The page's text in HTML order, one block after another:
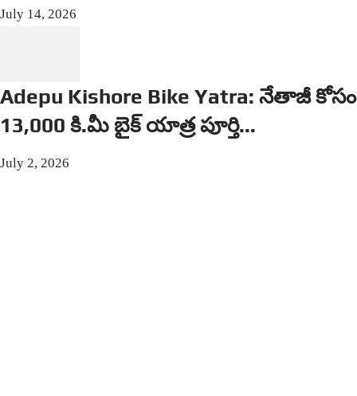
July 14, 2026
Adepu Kishore Bike Yatra: నేతాజీ కోసం
13,000 కి.మీ బైక్ యాత్ర పూర్తి...
July 2, 2026